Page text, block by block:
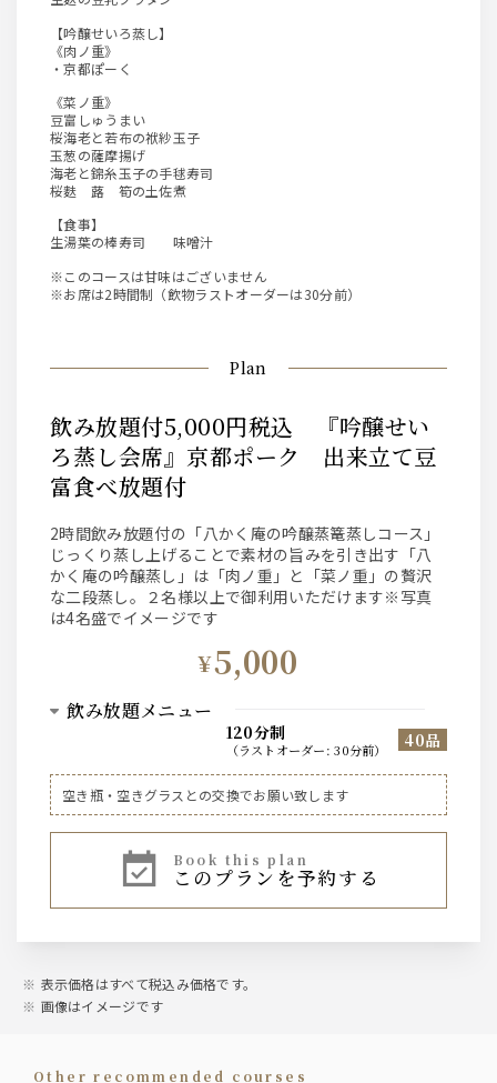
【吟醸せいろ蒸し】
《肉ノ重》
・京都ぽーく
《菜ノ重》
豆富しゅうまい
桜海老と若布の袱紗玉子
玉葱の薩摩揚げ
海老と錦糸玉子の手毬寿司
桜麩 蕗 筍の土佐煮
【食事】
生湯葉の棒寿司 味噌汁
※このコースは甘味はございません
※お席は2時間制（飲物ラストオーダーは30分前）
Plan
飲み放題付5,000円税込 『吟醸せい
ろ蒸し会席』京都ポーク 出来立て豆
富食べ放題付
2時間飲み放題付の「八かく庵の吟醸蒸篭蒸しコース」
じっくり蒸し上げることで素材の旨みを引き出す「八
かく庵の吟醸蒸し」は「肉ノ重」と「菜ノ重」の贅沢
な二段蒸し。２名様以上で御利用いただけます※写真
は4名盛でイメージです
¥5,000
飲み放題メニュー
120分制
（ ラストオーダー:30分前） 40品
ビール
ハイボール、焼酎芋・麦、レモンサワー、ワイン赤・白、
空き瓶・空きグラスとの交換でお願い致します
book this plan
このプランを予約する
表示価格はすべて税込み価格です。
画像はイメージです
other recommended courses